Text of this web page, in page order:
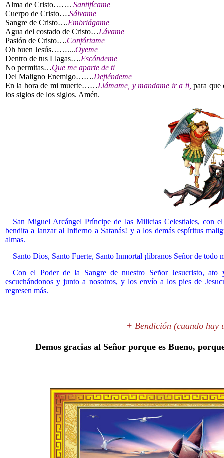
Alma de Cristo……. Santifícame
Cuerpo de Cristo….Sálvame
Sangre de Cristo….Embriágame
Agua del costado de Cristo…Lávame
Pasión de Cristo….Confórtame
Oh buen Jesús……....Oyeme
Dentro de tus Llagas….Escóndeme
No permitas…Que me aparte de ti
Del Maligno Enemigo…….Defiéndeme
En la hora de mi muerte……Llámame, y mandame ir a ti, para que
los siglos de los siglos. Amén.
San Miguel Arcángel Príncipe de las Milicias Celestiales, con
bendita a lanzar al Infierno a Satanás! y a los demás espíritus
almas.
Santo Dios, Santo Fuerte, Santo Inmortal ¡líbranos Señor de todo
Con el Poder de la Sangre de nuestro Señor Jesucristo, ato
escuchándonos y junto a nosotros, y los envío a los pies de
regresen más.
+ Bendición (cuando hay
Demos gracias al Señor porque es Bueno,